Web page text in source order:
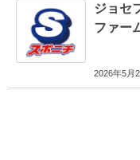
ジョセ
ファー
2026年5月